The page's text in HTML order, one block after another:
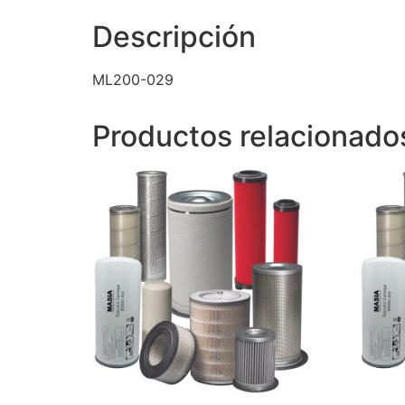
Descripción
ML200-029
Productos